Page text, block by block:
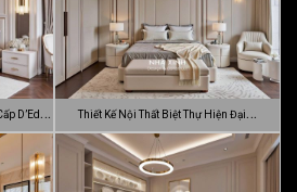
D’Edge Thiết Kế Nội Thất Biệt Thự Hiện Đại
Luca…